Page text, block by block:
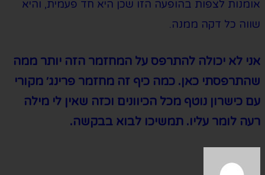
אומנות לצפות בהופעה הזו שכן היא חד פעמית, והיא
שווה כל דקה ממנה.
אני לא יכולה להתרפס על המחזמר הזה יותר ממה
שהתרפסתי כאן. כמה כיף זה מחזמר פרינג׳ מקורי
עם כישרון נוטף מכל הכיוונים וכזה שאין לי מילה
רעה לומר עליו. תמשיכו לבוא בבקשה.